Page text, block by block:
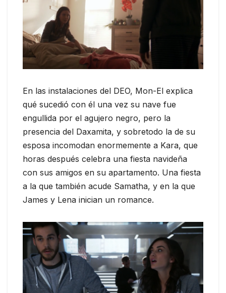
En las instalaciones del DEO, Mon-El explica
qué sucedió con él una vez su nave fue
engullida por el agujero negro, pero la
presencia del Daxamita, y sobretodo la de su
esposa incomodan enormemente a Kara, que
horas después celebra una fiesta navideña
con sus amigos en su apartamento. Una fiesta
a la que también acude Samatha, y en la que
James y Lena inician un romance.